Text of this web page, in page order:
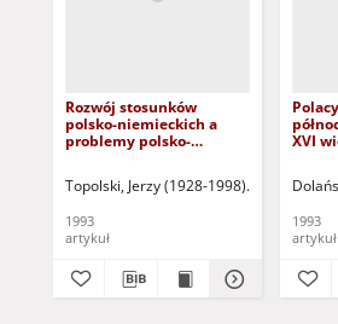
Rozwój stosunków
polsko-niemieckich a
problemy polsko-
Topolski, Jerzy (1928-1998)
1993
artykuł
XVI
1993
artykuł